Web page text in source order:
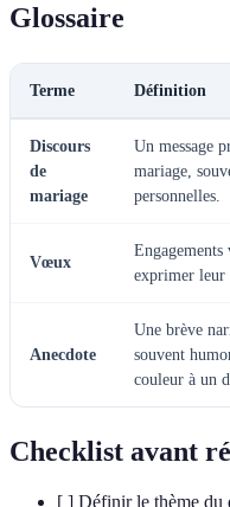
Glossaire
Terme Définition
Discours
de
mariage
Un message
mariage,
personnelles.
Vœux
Engagements
exprimer leur
Anecdote
Une brève
souvent
couleur à un
Checklist avant
[ ] Définir le thème du